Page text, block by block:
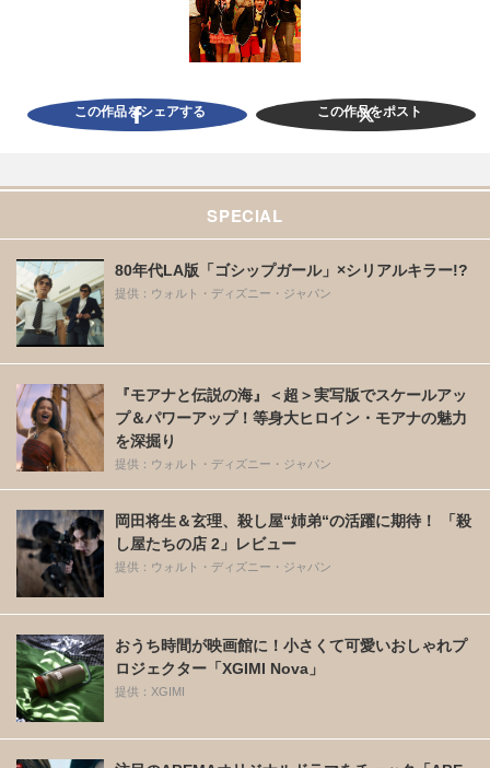
この作品をシェアする この作品をポスト
SPECIAL
80年代LA版「ゴシップガール」×シリアルキラー!?
提供：ウォルト・ディズニー・ジャパン
『モアナと伝説の海』＜超＞実写版でスケールアッ
プ＆パワーアップ！等身大ヒロイン・モアナの魅力
を深掘り
提供：ウォルト・ディズニー・ジャパン
岡田将生＆玄理、殺し屋“姉弟“の活躍に期待！ 「殺
し屋たちの店 2」レビュー
提供：ウォルト・ディズニー・ジャパン
おうち時間が映画館に！小さくて可愛いおしゃれプ
ロジェクター「XGIMI Nova」
提供：XGIMI